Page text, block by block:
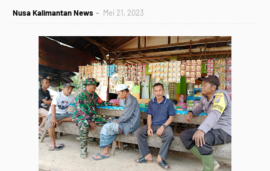
Nusa Kalimantan News Mei 21, 2023